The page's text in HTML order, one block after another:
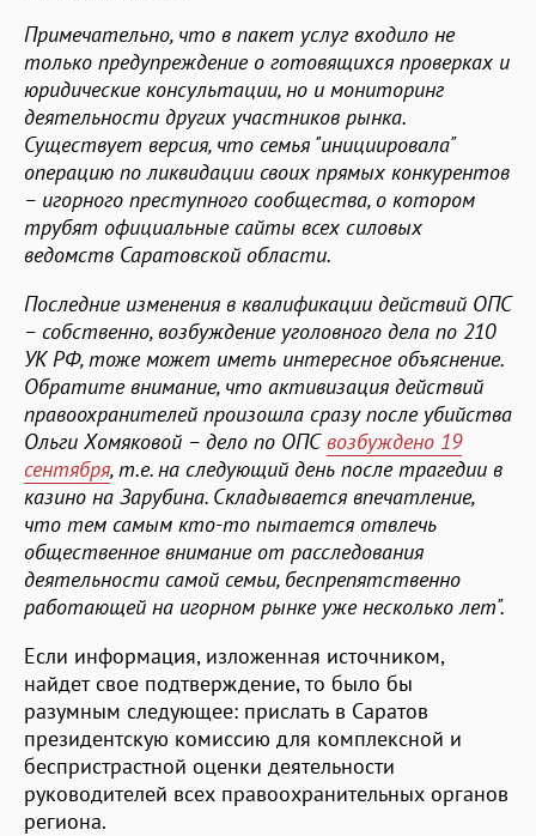
Примечательно, что в пакет услуг входило не
только предупреждение о готовящихся проверках и
юридические консультации, но и мониторинг
деятельности других участников рынка.
Существует версия, что семья "инициировала"
операцию по ликвидации своих прямых конкурентов
– игорного преступного сообщества, о котором
трубят официальные сайты всех силовых
ведомств Саратовской области.
Последние изменения в квалификации действий ОПС
– собственно, возбуждение уголовного дела по 210
УК РФ, тоже может иметь интересное объяснение.
Обратите внимание, что активизация действий
правоохранителей произошла сразу после убийства
Ольги Хомяковой – дело по ОПСвозбуждено 19
сентября, т.е. на следующий день после трагедии в
казино на Зарубина. Складывается впечатление,
что тем самым кто-то пытается отвлечь
общественное внимание от расследования
деятельности самой семьи, беспрепятственно
работающей на игорном рынке уже несколько лет".
Если информация, изложенная источником,
найдет свое подтверждение, то было бы
разумным следующее: прислать в Саратов
президентскую комиссию для комплексной и
беспристрастной оценки деятельности
руководителей всех правоохранительных органов
региона.